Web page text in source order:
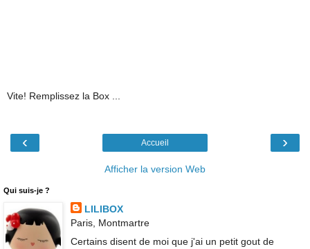
Vite! Remplissez la Box ...
‹ ›
Accueil
Afficher la version Web
Qui suis-je ?
LILIBOX
Paris, Montmartre
Certains disent de moi que j'ai un petit gout de